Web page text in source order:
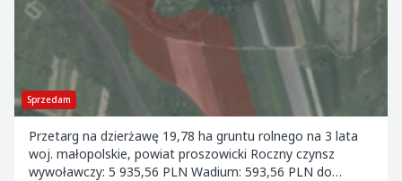
Sprzedam
Przetarg na dzierżawę 19,78 ha gruntu rolnego na 3 lata
woj. małopolskie, powiat proszowicki Roczny czynsz
wywoławczy: 5 935,56 PLN Wadium: 593,56 PLN do